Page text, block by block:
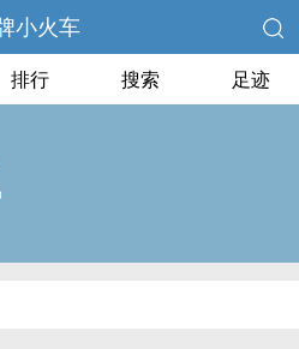
小火车
排行 搜索 足迹